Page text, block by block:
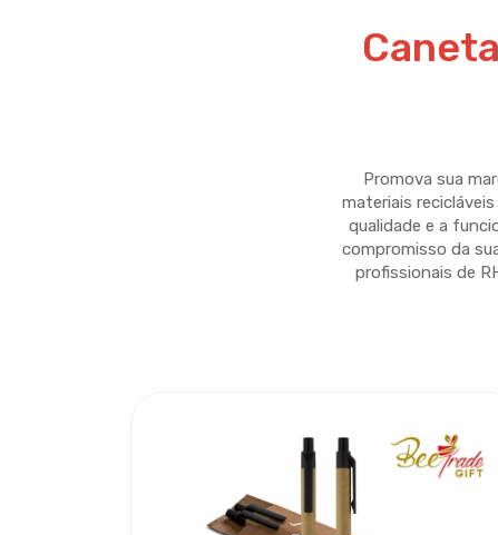
Promova sua
materiais
qualidade e a
compromisso da
profissionais de